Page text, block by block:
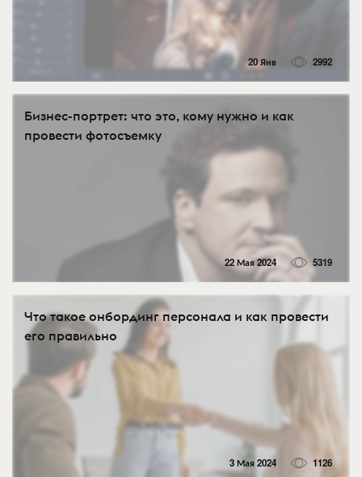
20 Янв 2992
Бизнес-портрет: что это, кому нужно и как
провести фотосъемку
22 Мая 2024 5319
Что такое онбординг персонала и как провести
его правильно
3 Мая 2024 1126